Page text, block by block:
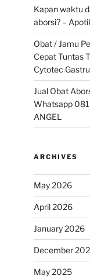
Kapan waktu
aborsi? –
Obat / Jamu
Cepat Tuntas
Cytotec
Jual Obat
Whatsapp
ANGEL
ARCHIVES
May 2026
April 2026
January 2026
December
May 2025